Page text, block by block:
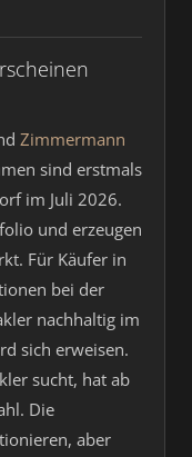
Zimmermann
sind erstmals
im Juli 2026.
und erzeugen
Für Käufer in
bei der
nachhaltig im
sich erweisen.
sucht, hat ab
Die
aber